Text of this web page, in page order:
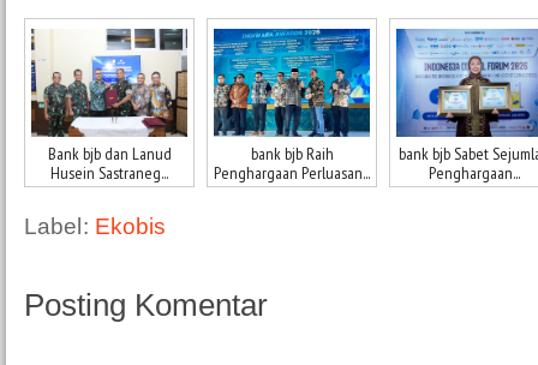
Bank bjb dan Lanud
Husein Sastraneg...
bank bjb Raih
Penghargaan Perluasan...
bank bjb Sabet
Penghargaan...
Label: Ekobis
Posting Komentar